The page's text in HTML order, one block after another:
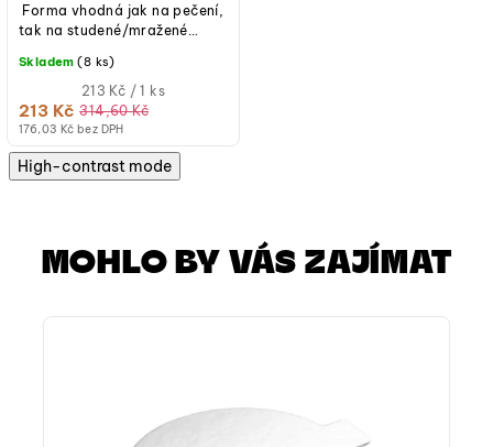
176,03 Kč bez DPH
213 Kč 314,60 Kč
Měrná
cena:
(jednotková
213 Kč / 1 ks
Skladem (8 ks)
Forma vhodná jak na pečení,
tak na studené/mražené
High-contrast mode
MOHLO BY VÁS ZAJÍMAT